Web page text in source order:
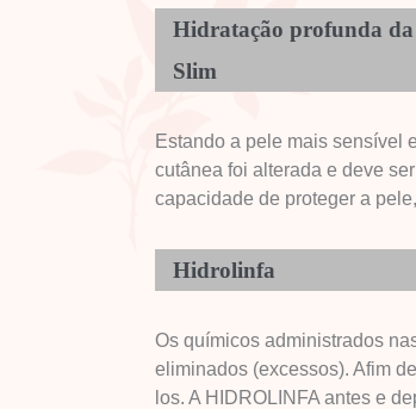
Hidratação profunda da
Slim
Estando a pele mais sensível
cutânea foi alterada e deve
capacidade de proteger a
Hidrolinfa
Os químicos administrados
eliminados (excessos). Afim
los. A HIDROLINFA antes e